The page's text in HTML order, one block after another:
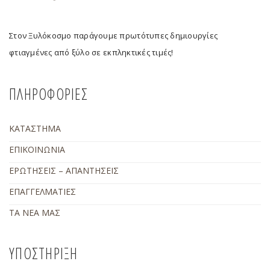
Στον Ξυλόκοσμο παράγουμε πρωτότυπες δημιουργίες
φτιαγμένες από ξύλο σε εκπληκτικές τιμές!
ΠΛΗΡΟΦΟΡΙΕΣ
ΚΑΤΑΣΤΗΜΑ
ΕΠΙΚΟΙΝΩΝΙΑ
ΕΡΩΤΗΣΕΙΣ – ΑΠΑΝΤΗΣΕΙΣ
ΕΠΑΓΓΕΛΜΑΤΙΕΣ
ΤΑ ΝΕΑ ΜΑΣ
ΥΠΟΣΤΗΡΙΞΗ